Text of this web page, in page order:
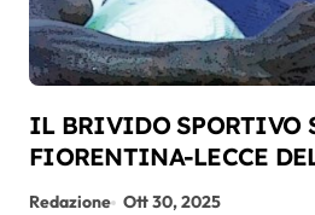
IL BRIVIDO SPORTIVO
FIORENTINA-LECCE
2025
Redazione Ott 30, 2025